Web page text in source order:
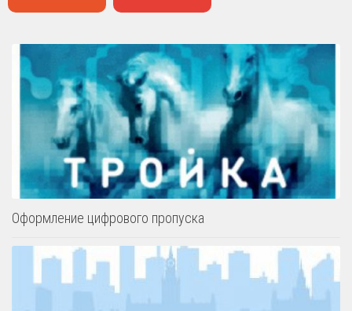
Оформление цифрового пропуска